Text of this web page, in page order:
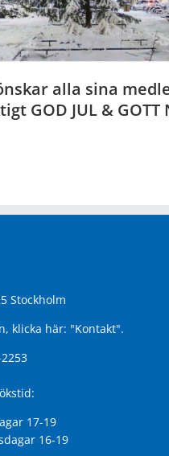
alla sina
GOD JUL & GOTT
Stockholm
klicka här: "Kontakt".
17-19
16-19